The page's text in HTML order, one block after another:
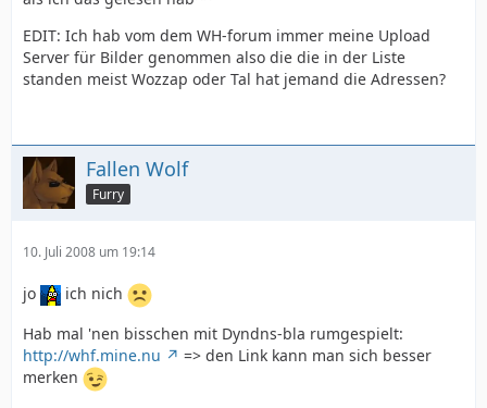
EDIT: Ich hab vom dem WH-forum immer meine Upload
Server für Bilder genommen also die die in der Liste
standen meist Wozzap oder Tal hat jemand die Adressen?
Fallen Wolf
Furry
10. Juli 2008 um 19:14
jo
ich nich
Hab mal 'nen bisschen mit Dyndns-bla rumgespielt:
http://whf.mine.nu
=> den Link kann man sich besser
merken